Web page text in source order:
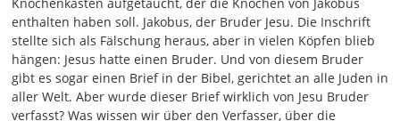
02:03
Eintrittstür für das, was danach kommt. Die kennen also
diesen Namen Jakobus und können ihn sofort zuordnen
und haben so Interesse weiterzulesen. Es gibt im Neuen
Testament sieben Briefe, die so mit einem Eigennamen
Knochenkasten aufgetaucht, der die Knochen von Jakobus
enthalten haben soll. Jakobus, der Bruder Jesu. Die Inschrift
stellte sich als Fälschung heraus, aber in vielen Köpfen blieb
hängen: Jesus hatte einen Bruder. Und von diesem Bruder
gibt es sogar einen Brief in der Bibel, gerichtet an alle Juden in
aller Welt. Aber wurde dieser Brief wirklich von Jesu Bruder
verfasst? Was wissen wir über den Verfasser, über die